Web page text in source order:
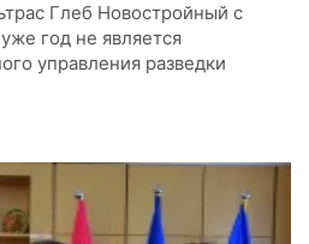
Глеб Новостройный с
год не является
управления разведки